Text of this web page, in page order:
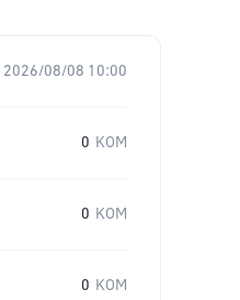
2026/08/08 10:00
0 KOM
0 KOM
0 KOM